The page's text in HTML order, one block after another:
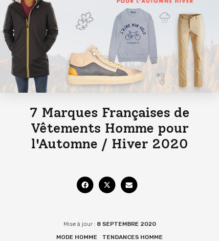
7 Marques Françaises de
Vêtements Homme pour
l'Automne / Hiver 2020
Mise à jour : 8 SEPTEMBRE 2020
MODE HOMME
TENDANCES HOMME